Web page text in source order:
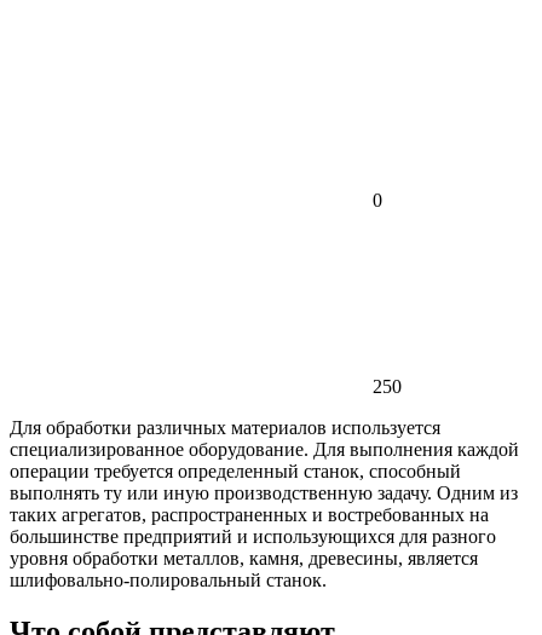
0
250
Для обработки различных материалов используется
специализированное оборудование. Для выполнения каждой
операции требуется определенный станок, способный
выполнять ту или иную производственную задачу. Одним из
таких агрегатов, распространенных и востребованных на
большинстве предприятий и использующихся для разного
уровня обработки металлов, камня, древесины, является
шлифовально-полировальный станок.